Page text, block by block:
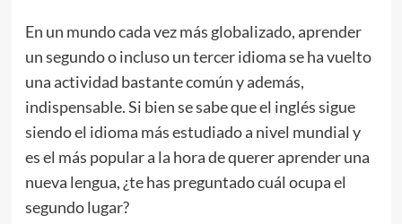
En un mundo cada vez más globalizado, aprender
un segundo o incluso un tercer idioma se ha vuelto
una actividad bastante común y además,
indispensable. Si bien se sabe que el inglés sigue
siendo el idioma más estudiado a nivel mundial y
es el más popular a la hora de querer aprender una
nueva lengua, ¿te has preguntado cuál ocupa el
segundo lugar?